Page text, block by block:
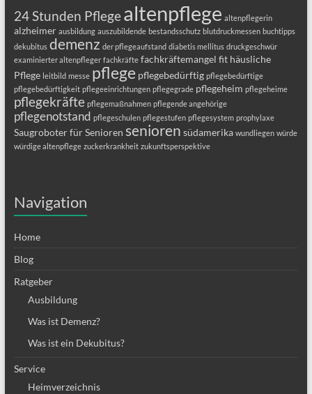
24 Stunden Pflegealtenpflege altenpflegerin
alzheimer ausbildung auszubildende bestandsschutz blutdruckmessen buchtipps
dekubitus demenz der pflegeaufstand diabetis mellitus druckgeschwür
examinierter altenpfleger fachkräfte fachkräftemangel fit häusliche
Pflege leitbild messe pflege pflegebedürftig pflegebedürftige
pflegebedürftigkeit pflegeeinrichtungen pflegegrade pflegeheim pflegeheime
pflegekräfte pflegemaßnahmen pflegende angehörige
pflegenotstand pflegeschulen pflegestufen pflegesystem prophylaxe
Saugroboter für Senioren senioren südamerika wundliegen würde
würdige altenpflege zuckerkrankheit zukunftsperspektive
Navigation
Home
Blog
Ratgeber
Ausbildung
Was ist Demenz?
Was ist ein Dekubitus?
Service
Heimverzeichnis